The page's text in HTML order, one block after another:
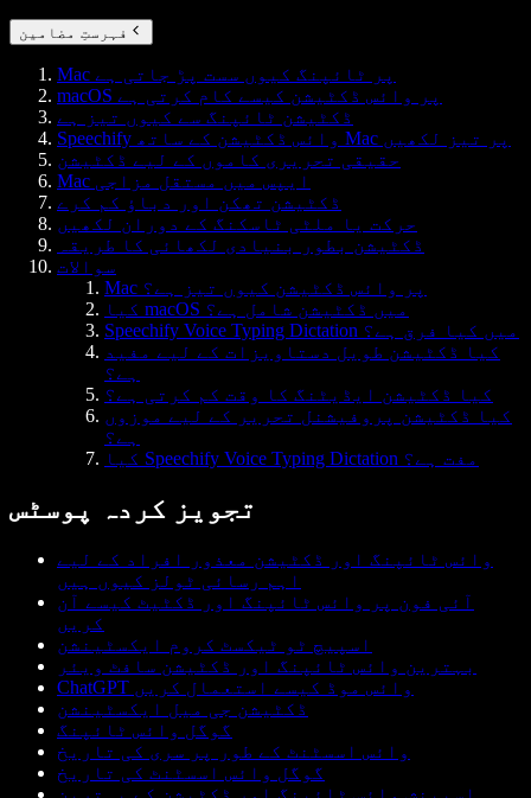
فہرستِ مضامین
Mac پر ٹائپنگ کیوں سست پڑ جاتی ہے
macOS پر وائس ڈکٹیشن کیسے کام کرتی ہے
ڈکٹیشن ٹائپنگ سے کیوں تیز ہے
Speechify وائس ڈکٹیشن کے ساتھ Mac پر تیز لکھیں
حقیقی تحریری کاموں کے لیے ڈکٹیشن
Mac ایپس میں مستقل مزاجی
ڈکٹیشن تھکن اور دباؤ کم کرے
حرکت یا ملٹی ٹاسکنگ کے دوران لکھیں
ڈکٹیشن بطور بنیادی لکھائی کا طریقہ
سوالات
Mac پر وائس ڈکٹیشن کیوں تیز ہے؟
کیا macOS میں ڈکٹیشن شامل ہے؟
Speechify Voice Typing Dictation میں کیا فرق ہے؟
کیا ڈکٹیشن طویل دستاویزات کے لیے مفید
ہے؟
کیا ڈکٹیشن ایڈیٹنگ کا وقت کم کرتی ہے؟
کیا ڈکٹیشن پروفیشنل تحریر کے لیے موزوں
ہے؟
کیا Speechify Voice Typing Dictation مفت ہے؟
تجویز کردہ پوسٹس
وائس ٹائپنگ اور ڈکٹیشن معذور افراد کے لیے
اہم رسائی ٹولز کیوں ہیں
آئی فون پر وائس ٹائپنگ اور ڈکٹیٹ کیسے آن
کریں
اسپیچ ٹو ٹیکسٹ کروم ایکسٹینشن
بہترین وائس ٹائپنگ اور ڈکٹیشن سافٹ ویئر
ChatGPT وائس موڈ کیسے استعمال کریں
ڈکٹیشن جی میل ایکسٹینشن
گوگل وائس ٹائپنگ
وائس اسسٹنٹ کے طور پر سری کی تاریخ
گوگل وائس اسسٹنٹ کی تاریخ
اسپینش وائس ٹائپنگ اور ڈکٹیشن کے بہترین